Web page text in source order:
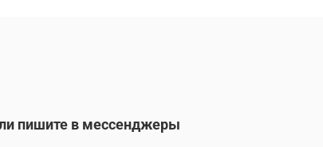
пишите в мессенджеры